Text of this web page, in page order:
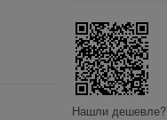
Нашли дешевле?